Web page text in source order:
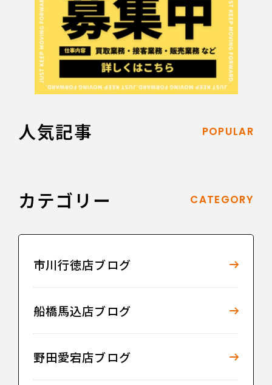
人気記事 POPULAR
カテゴリー CATEGORY
市川行徳店ブログ
船橋馬込店ブログ
野田愛宕店ブログ